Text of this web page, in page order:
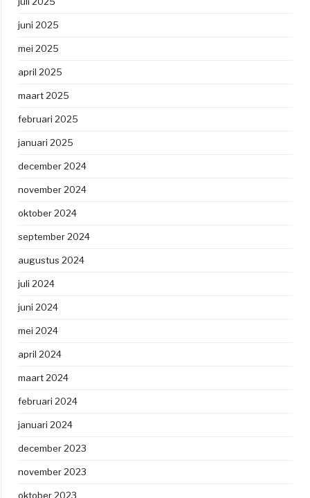
juni 2025
mei 2025
april 2025
maart 2025
februari 2025
januari 2025
december 2024
november 2024
oktober 2024
september 2024
augustus 2024
juli 2024
juni 2024
mei 2024
april 2024
maart 2024
februari 2024
januari 2024
december 2023
november 2023
oktober 2023